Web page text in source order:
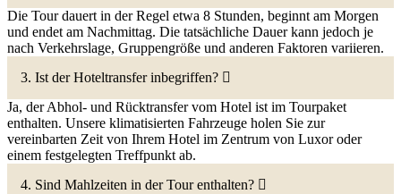
Die Tour dauert in der Regel etwa 8 Stunden, beginnt am Morgen
und endet am Nachmittag. Die tatsächliche Dauer kann jedoch je
nach Verkehrslage, Gruppengröße und anderen Faktoren variieren.
3. Ist der Hoteltransfer inbegriffen?
Ja, der Abhol- und Rücktransfer vom Hotel ist im Tourpaket
enthalten. Unsere klimatisierten Fahrzeuge holen Sie zur
vereinbarten Zeit von Ihrem Hotel im Zentrum von Luxor oder
einem festgelegten Treffpunkt ab.
4. Sind Mahlzeiten in der Tour enthalten?